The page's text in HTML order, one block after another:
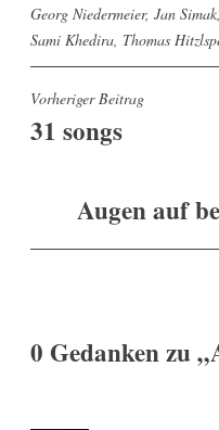
Georg Niedermeier, Jan Simak,
Sami Khedira, Thomas
Beitragsnavigation
Vorheriger Beitrag
31 songs
Augen auf
0 Gedanken zu „